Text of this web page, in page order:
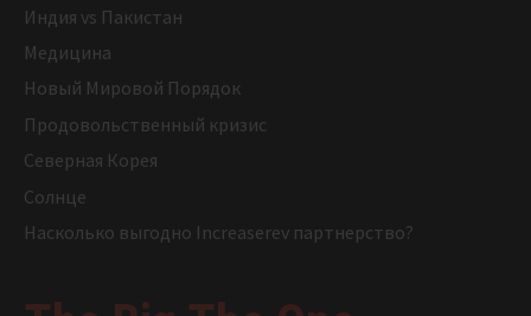
Индия vs Пакистан
Медицина
Новый Мировой Порядок
Продовольственный кризис
Северная Корея
Солнце
Насколько выгодно Increaserev партнерство?